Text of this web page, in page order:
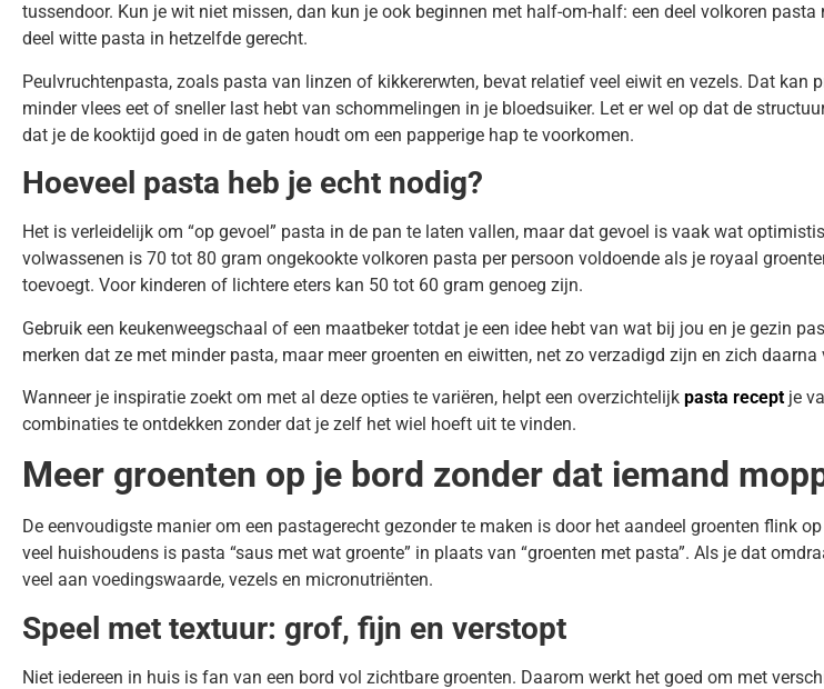
tussendoor. Kun je wit niet missen, dan kun je ook beginnen met half-om-half: een deel volkoren pasta
deel witte pasta in hetzelfde gerecht.
Peulvruchtenpasta, zoals pasta van linzen of kikkererwten, bevat relatief veel eiwit en vezels. Dat kan
minder vlees eet of sneller last hebt van schommelingen in je bloedsuiker. Let er wel op dat de
dat je de kooktijd goed in de gaten houdt om een papperige hap te voorkomen.
Hoeveel pasta heb je echt nodig?
Het is verleidelijk om “op gevoel” pasta in de pan te laten vallen, maar dat gevoel is vaak wat
volwassenen is 70 tot 80 gram ongekookte volkoren pasta per persoon voldoende als je royaal
toevoegt. Voor kinderen of lichtere eters kan 50 tot 60 gram genoeg zijn.
Gebruik een keukenweegschaal of een maatbeker totdat je een idee hebt van wat bij jou en je gezin
merken dat ze met minder pasta, maar meer groenten en eiwitten, net zo verzadigd zijn en zich daarna
Wanneer je inspiratie zoekt om met al deze opties te variëren, helpt een overzichtelijk pasta recept je
combinaties te ontdekken zonder dat je zelf het wiel hoeft uit te vinden.
Meer groenten op je bord zonder dat iemand
De eenvoudigste manier om een pastagerecht gezonder te maken is door het aandeel groenten flink
veel huishoudens is pasta “saus met wat groente” in plaats van “groenten met pasta”. Als je dat
veel aan voedingswaarde, vezels en micronutriënten.
Speel met textuur: grof, fijn en verstopt
Niet iedereen in huis is fan van een bord vol zichtbare groenten. Daarom werkt het goed om met